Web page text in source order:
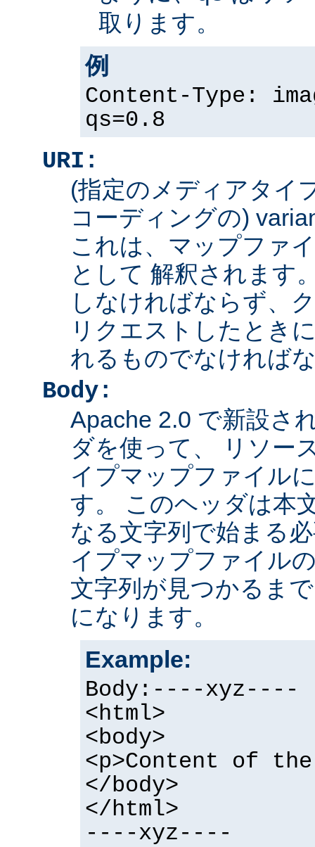
取ります。
例
Content-Type:
qs=0.8
URI:
(指定のメディアタイ
コーディングの)
これは、マップファ
として 解釈されます
しなければならず、
リクエストしたとき
れるものでなければ
Body:
Apache 2.0 で新設さ
ダを使って、 リソー
イプマップファイル
す。 このヘッダは本
なる文字列で始まる
イプマップファイル
文字列が見つかるま
になります。
Example:
Body:----xyz----
<html>
<body>
<p>Content of
</body>
</html>
----xyz----